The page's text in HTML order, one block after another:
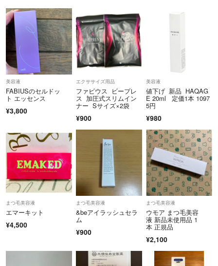
美容液
FABIUSのセルドッ
ト エッセンス
¥3,800
エクササイズ用品
ファビウス ビープレ
ス 加圧式スリムイン
ナー Sサイズ×2袋
¥900
美容液
値下げ 新品 HAQAG
E 20ml 定価1本 1097
5円
¥980
まつ毛美容液
エマーキット
¥4,500
まつ毛美容液
&beアイラッシュセラ
ム
¥900
まつ毛美容液
ウモア まつ毛美容
液 新品未使用品 1
本 正規品
¥2,100